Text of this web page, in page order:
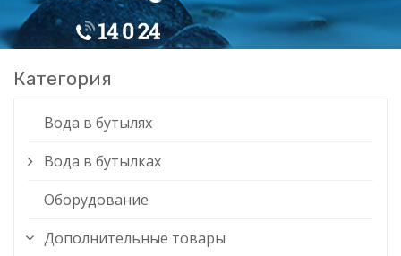
Категория
Вода в бутылях
Вода в бутылках
Оборудование
Дополнительные товары